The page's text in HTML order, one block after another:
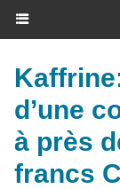
d’une
à près
francs